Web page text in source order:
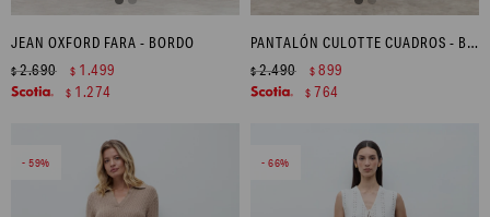
JEAN OXFORD FARA - BORDO
$2.690 $ 1.499
$ 1.274
PANTALÓN CULOTTE CUADROS - BEIGE
$2.490 $ 899
$ 764
59 66